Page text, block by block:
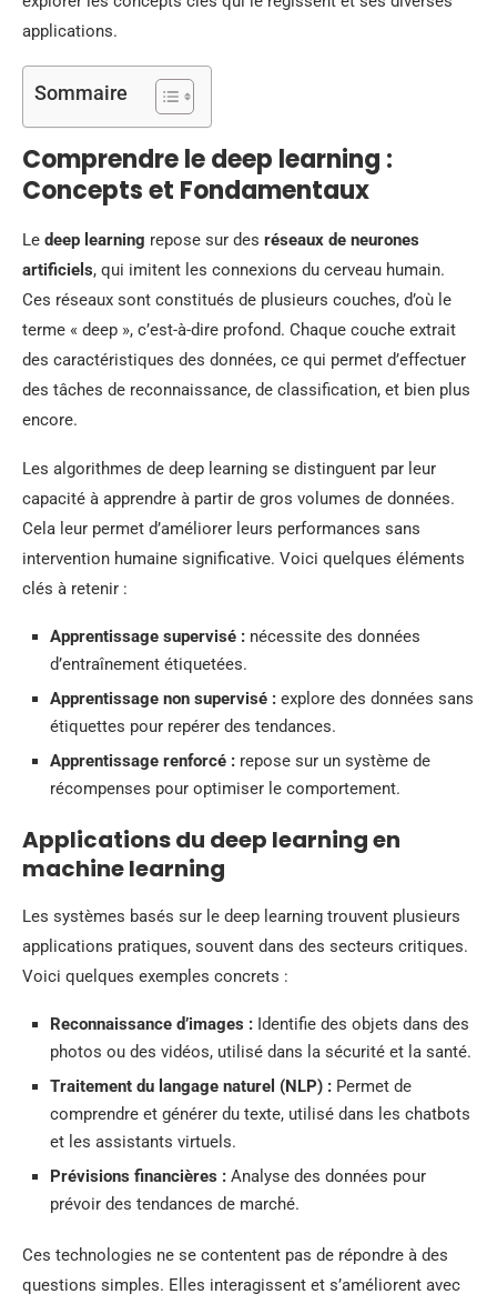
applications.
Sommaire
Comprendre le deep learning :
Concepts et Fondamentaux
Le deep learning repose sur des réseaux de neurones
artificiels, qui imitent les connexions du cerveau humain.
Ces réseaux sont constitués de plusieurs couches, d’où le
terme « deep », c’est-à-dire profond. Chaque couche extrait
des caractéristiques des données, ce qui permet d’effectuer
des tâches de reconnaissance, de classification, et bien plus
encore.
Les algorithmes de deep learning se distinguent par leur
capacité à apprendre à partir de gros volumes de données.
Cela leur permet d’améliorer leurs performances sans
intervention humaine significative. Voici quelques éléments
clés à retenir :
Apprentissage supervisé : nécessite des données
d’entraînement étiquetées.
Apprentissage non supervisé : explore des données sans
étiquettes pour repérer des tendances.
Apprentissage renforcé : repose sur un système de
récompenses pour optimiser le comportement.
Applications du deep learning en
machine learning
Les systèmes basés sur le deep learning trouvent plusieurs
applications pratiques, souvent dans des secteurs critiques.
Voici quelques exemples concrets :
Reconnaissance d’images : Identifie des objets dans des
photos ou des vidéos, utilisé dans la sécurité et la santé.
Traitement du langage naturel (NLP) : Permet de
comprendre et générer du texte, utilisé dans les chatbots
et les assistants virtuels.
Prévisions financières : Analyse des données pour
prévoir des tendances de marché.
Ces technologies ne se contentent pas de répondre à des
questions simples. Elles interagissent et s’améliorent avec